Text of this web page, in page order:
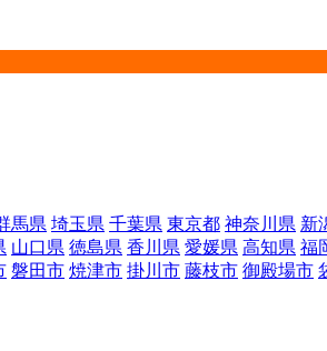
馬県 埼玉県 千葉県 東京都 神奈川県 新
山口県 徳島県 香川県 愛媛県 高知県 福
磐田市 焼津市 掛川市 藤枝市 御殿場市